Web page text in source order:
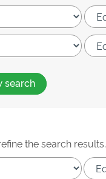
search
the search results.